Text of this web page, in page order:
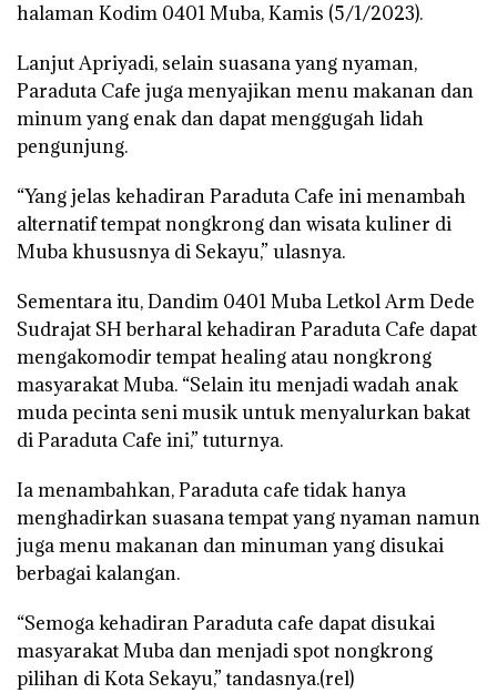
halaman Kodim 0401 Muba, Kamis (5/1/2023).
Lanjut Apriyadi, selain suasana yang nyaman,
Paraduta Cafe juga menyajikan menu makanan dan
minum yang enak dan dapat menggugah lidah
pengunjung.
“Yang jelas kehadiran Paraduta Cafe ini menambah
alternatif tempat nongkrong dan wisata kuliner di
Muba khususnya di Sekayu,” ulasnya.
Sementara itu, Dandim 0401 Muba Letkol Arm Dede
Sudrajat SH berharal kehadiran Paraduta Cafe dapat
mengakomodir tempat healing atau nongkrong
masyarakat Muba. “Selain itu menjadi wadah anak
muda pecinta seni musik untuk menyalurkan bakat
di Paraduta Cafe ini,” tuturnya.
Ia menambahkan, Paraduta cafe tidak hanya
menghadirkan suasana tempat yang nyaman namun
juga menu makanan dan minuman yang disukai
berbagai kalangan.
“Semoga kehadiran Paraduta cafe dapat disukai
masyarakat Muba dan menjadi spot nongkrong
pilihan di Kota Sekayu,” tandasnya.(rel)